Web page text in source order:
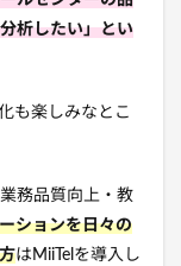
析したい」とい
も楽しみなとこ
務品質向上・教
ションを日々の
はMiiTelを導入し